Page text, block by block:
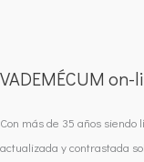
VADEMÉCUM
Con más de 35 años
actualizada y contrastada